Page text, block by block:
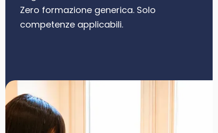
Zero formazione generica. Solo
competenze applicabili.